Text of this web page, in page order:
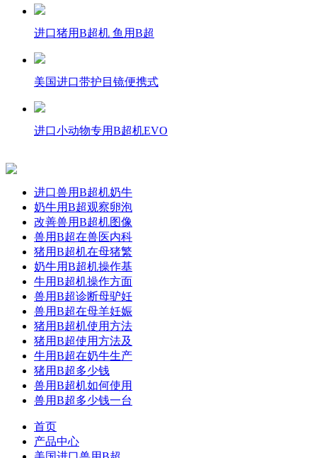
进口猪用B超机 鱼用B超
美国进口带护目镜便携式
进口小动物专用B超机EVO
进口兽用B超机奶牛
奶牛用B超观察卵泡
改善兽用B超机图像
兽用B超在兽医内科
猪用B超机在母猪繁
奶牛用B超机操作基
牛用B超机操作方面
兽用B超诊断母驴妊
兽用B超在母羊妊娠
猪用B超机使用方法
猪用B超使用方法及
牛用B超在奶牛生产
猪用B超多少钱
兽用B超机如何使用
兽用B超多少钱一台
首页
产品中心